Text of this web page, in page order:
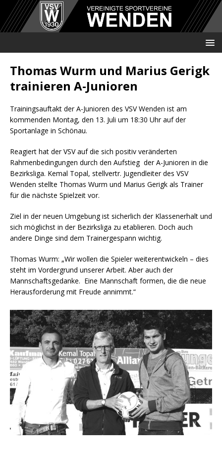
Thomas Wurm und Marius Gerigk
trainieren A-Junioren
Trainingsauftakt der A-Junioren des VSV Wenden ist am
kommenden Montag, den 13. Juli um 18:30 Uhr auf der
Sportanlage in Schönau.
Reagiert hat der VSV auf die sich positiv veränderten
Rahmenbedingungen durch den Aufstieg der A-Junioren in die
Bezirksliga. Kemal Topal, stellvertr. Jugendleiter des VSV
Wenden stellte Thomas Wurm und Marius Gerigk als Trainer
für die nächste Spielzeit vor.
Ziel in der neuen Umgebung ist sicherlich der Klassenerhalt und
sich möglichst in der Bezirksliga zu etablieren. Doch auch
andere Dinge sind dem Trainergespann wichtig.
Thomas Wurm: „Wir wollen die Spieler weiterentwickeln – dies
steht im Vordergrund unserer Arbeit. Aber auch der
Mannschaftsgedanke. Eine Mannschaft formen, die die neue
Herausforderung mit Freude annimmt.“